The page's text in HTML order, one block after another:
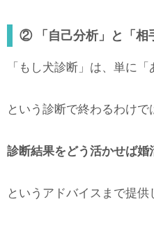
② 「自己分析」と「相
「もし犬診断」は、単に
という診断で終わるわけで
診断結果をどう活かせば婚
というアドバイスまで提供